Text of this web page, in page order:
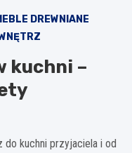
DREWNIANE
kuchni –
kuchni przyjaciela i od